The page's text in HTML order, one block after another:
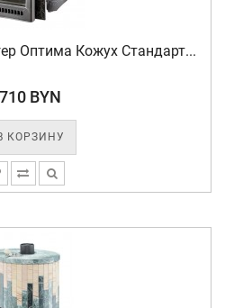
Оптима Кожух Стандарт...
BYN
КОРЗИНУ